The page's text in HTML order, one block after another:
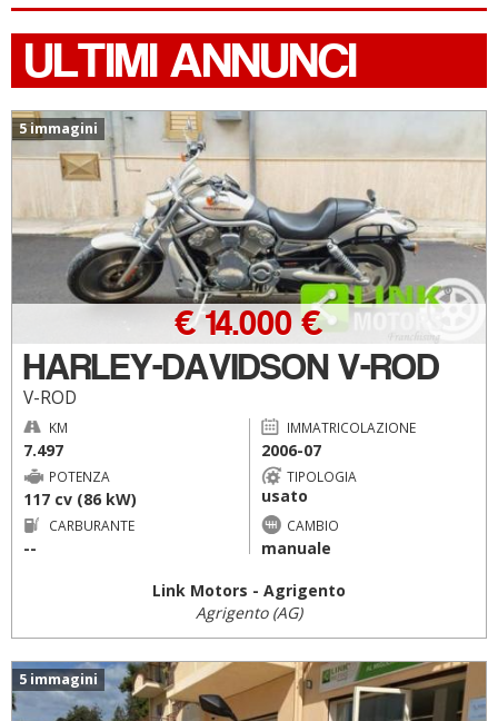
ULTIMI ANNUNCI
5 immagini
HARLEY-DAVIDSON V-ROD
V-ROD
€ 14.000 €
KM
7.497
IMMATRICOLAZIONE
2006-07
POTENZA
117 cv (86 kW)
TIPOLOGIA
usato
CARBURANTE
--
CAMBIO
manuale
Link Motors - Agrigento
Agrigento (AG)
5 immagini